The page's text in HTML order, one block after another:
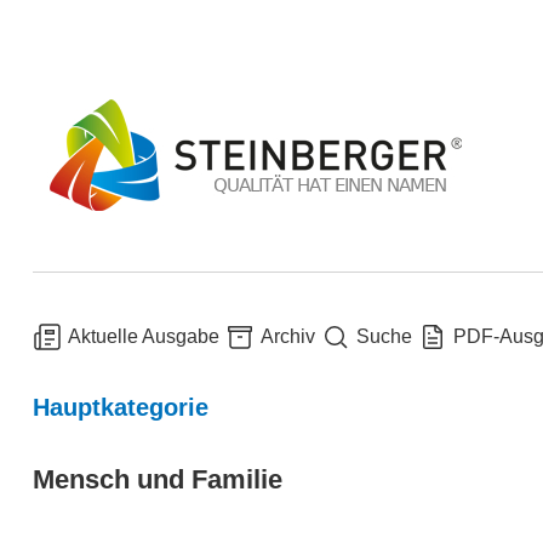
Aktuelle Ausgabe Archiv Suche PDF-
Hauptkategorie
Mensch und Familie